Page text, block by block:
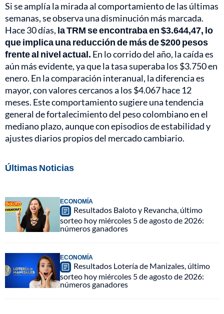
Si se amplía la mirada al comportamiento de las últimas
semanas, se observa una disminución más marcada.
Hace 30 días, la TRM se encontraba en $3.644,47, lo
que implica una reducción de más de $200 pesos
frente al nivel actual. En lo corrido del año, la caída es
aún más evidente, ya que la tasa superaba los $3.750 en
enero. En la comparación interanual, la diferencia es
mayor, con valores cercanos a los $4.067 hace 12
meses. Este comportamiento sugiere una tendencia
general de fortalecimiento del peso colombiano en el
mediano plazo, aunque con episodios de estabilidad y
ajustes diarios propios del mercado cambiario.
Últimas Noticias
ECONOMÍA
Resultados Baloto y Revancha, último
sorteo hoy miércoles 5 de agosto de 2026:
números ganadores
ECONOMÍA
Resultados Lotería de Manizales, último
sorteo hoy miércoles 5 de agosto de 2026:
números ganadores